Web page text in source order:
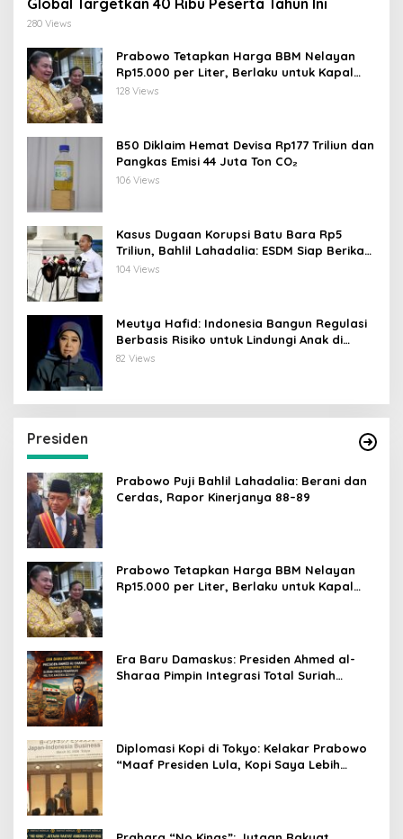
Global Targetkan 40 Ribu Peserta Tahun Ini
280 Views
Prabowo Tetapkan Harga BBM Nelayan
Rp15.000 per Liter, Berlaku untuk Kapal
30-200 GT
128 Views
B50 Diklaim Hemat Devisa Rp177 Triliun dan
Pangkas Emisi 44 Juta Ton CO₂
106 Views
Kasus Dugaan Korupsi Batu Bara Rp5
Triliun, Bahlil Lahadalia: ESDM Siap Berikan
Data
104 Views
Meutya Hafid: Indonesia Bangun Regulasi
Berbasis Risiko untuk Lindungi Anak di
Dunia Digital
82 Views
Presiden
Prabowo Puji Bahlil Lahadalia: Berani dan
Cerdas, Rapor Kinerjanya 88–89
Prabowo Tetapkan Harga BBM Nelayan
Rp15.000 per Liter, Berlaku untuk Kapal
Era Baru Damaskus: Presiden Ahmed al-
Sharaa Pimpin Integrasi Total Suriah
Diplomasi Kopi di Tokyo: Kelakar Prabowo
“Maaf Presiden Lula, Kopi Saya Lebih